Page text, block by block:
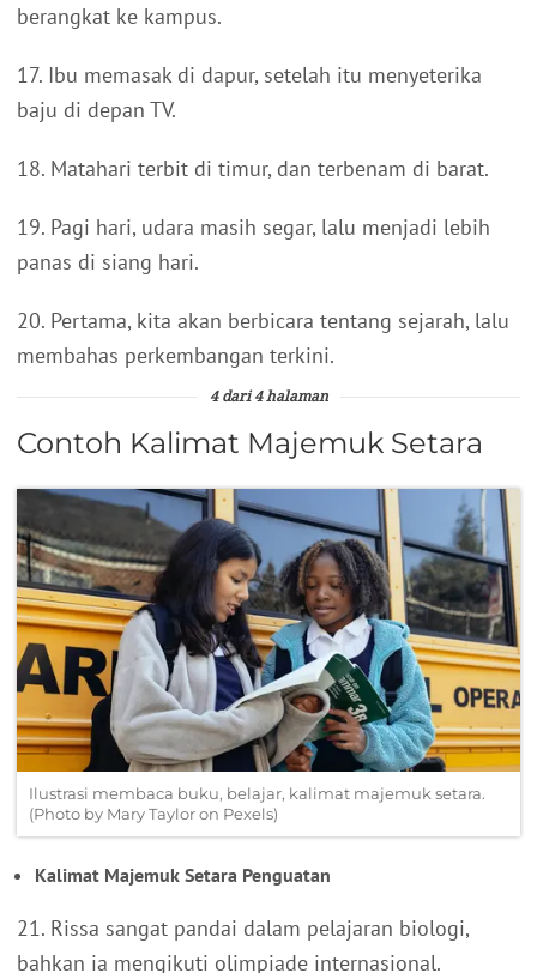
berangkat ke kampus.
17. Ibu memasak di dapur, setelah itu menyeterika
baju di depan TV.
18. Matahari terbit di timur, dan terbenam di barat.
19. Pagi hari, udara masih segar, lalu menjadi lebih
panas di siang hari.
20. Pertama, kita akan berbicara tentang sejarah, lalu
membahas perkembangan terkini.
4 dari 4 halaman
Contoh Kalimat Majemuk Setara
Ilustrasi membaca buku, belajar, kalimat majemuk setara.
(Photo by Mary Taylor on Pexels)
Kalimat Majemuk Setara Penguatan
21. Rissa sangat pandai dalam pelajaran biologi,
bahkan ia mengikuti olimpiade internasional.